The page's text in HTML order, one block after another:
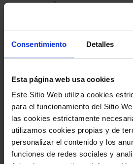
Consentimiento Detalles
Esta página web usa cookies
Este Sitio Web utiliza cookies
para el funcionamiento del Sitio
las cookies estrictamente
utilizamos cookies propias y de
personalizar el contenido y los
funciones de redes sociales y
programadas.
21 Noviembre 2025
Ciclo:
L'Hivernacle
Organiza: Fundació Orfeó
Música
Duración: 45 minutos(aprox)